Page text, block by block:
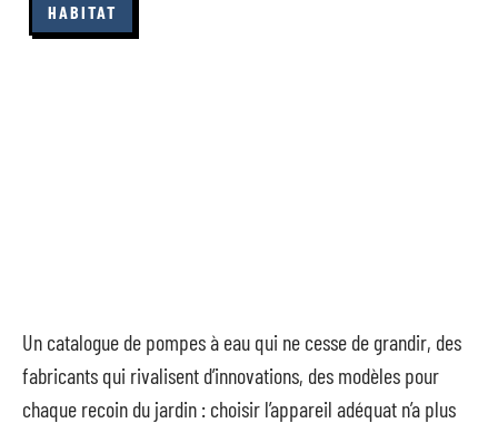
HABITAT
Un catalogue de pompes à eau qui ne cesse de grandir, des
fabricants qui rivalisent d’innovations, des modèles pour
chaque recoin du jardin : choisir l’appareil adéquat n’a plus